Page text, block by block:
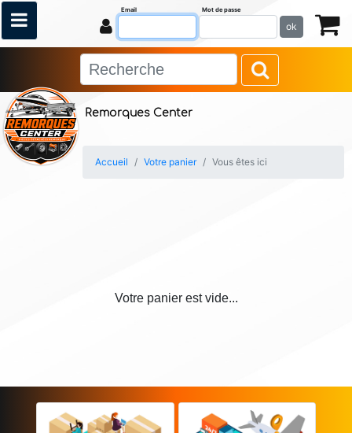
Remorques Center
Email Mot de passe
ok
Accueil Votre panier Vous êtes ici
Votre panier est vide...